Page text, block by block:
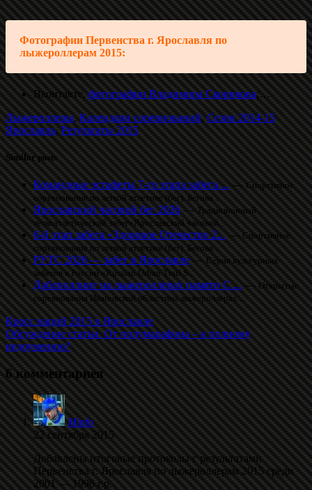
Фотографии Первенства г. Ярославля по
лыжероллерам 2015:
Вконтакте,фотографии Владимира Скорикова;…
Лыжероллеры,Календари соревнований,Сезон 2014-15
Ярославль,Результаты 2015
Similar posts
Командные эстафеты 7-го этапа забега ...—Спортивное
соревнование по легкой атлетике (бег). Бегова...
Ярославский часовой бег 2026—Традиционный
легкоатлетический забег«Ярославский часовой...
6-й этап забега «Здоровое Отечество 2...—Спортивное
соревнование по легкой атлетике (бег). Бегова...
РУТС 2026 — забег в Ярославле—Серия культурных
забегов в России «Russian Urban Trail S...
Даблполлинг на лыжероллерах памяти С....—Открытые
соревнования Ивановской областина лыжероллерах....
Кросс наций 2015 в Ярославле
Обсуждение статьи. От полумарафона – к полному
недоумению?
6 комментариев
Minfo
22 сентября 2015
Добавлены итоговые протоколы с результатами
Первенства г. Ярославля по лыжероллерам 2015 среди
2001 — 1996 г.р.